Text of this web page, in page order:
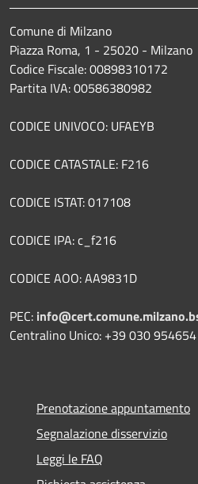
Comune di Milzano
Piazza Roma, 1 - 25020 - Milzano
Codice Fiscale: 00898310172
Partita IVA: 00586380982
CODICE UNIVOCO: UFAEYB
CODICE CATASTALE: F216
CODICE ISTAT: 017108
CODICE IPA: c_f216
CODICE AOO: AA9831D
PEC:
Centralino Unico: +39 030 954654
Prenotazione appuntamento
Segnalazione disservizio
Leggi le FAQ